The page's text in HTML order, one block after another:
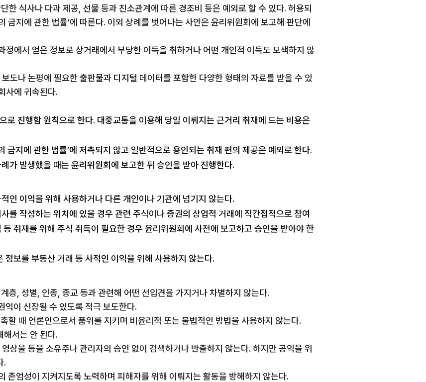
한 식사나 다과 제공, 선물 등과 친소관계에 따른 경조비 등은 예외로 할 수 있다. 허용되
금지에 관한 법률’에 따른다. 이외 상례를 벗어나는 사안은 윤리위원회에 보고해 판단에
정에서 얻은 정보로 상거래에서 부당한 이득을 취하거나 어떤 개인적 이득도 모색하지 않
도나 논평에 필요한 출판물과 디지털 데이터를 포함한 다양한 형태의 자료를 받을 수 있
사에 귀속된다.
로 진행함 원칙으로 한다. 대중교통을 이용해 당일 이뤄지는 근거리 취재에 드는 비용은
금지에 관한 법률’에 저촉되지 않고 일반적으로 용인되는 취재 편의 제공은 예외로 한다.
발생했을 때는 윤리위원회에 보고한 뒤 승인을 받아 진행한다.
인 이익을 위해 사용하거나 다른 개인이나 기관에 넘기지 않는다.
를 작성하는 위치에 있을 경우 관련 주식이나 증권의 상업적 거래에 직간접적으로 참여
취재를 위해 주식 취득이 필요한 경우 윤리위원회에 사전에 보고하고 승인을 받아야 한
보를 부동산 거래 등 사적인 이익을 위해 사용하지 않는다.
층, 성별, 인종, 종교 등과 관련해 어떤 선입견을 가지거나 차별하지 않는다.
이 신장될 수 있도록 적극 보도한다.
할 때 언론인으로서 품위를 지키며 비윤리적 또는 불법적인 방법을 사용하지 않는다.
해서는 안 된다.
상물 등을 소유주나 관리자의 승인 없이 검색하거나 반출하지 않는다. 하지만 공익을 위
.
존엄성이 지켜지도록 노력하며 피해자를 위해 이뤄지는 활동을 방해하지 않는다.